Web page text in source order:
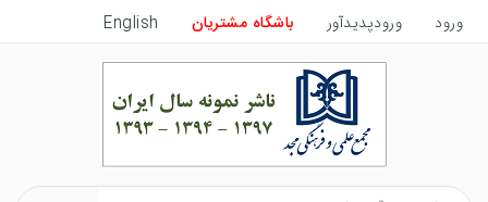
ورود ورودپدیدآور باشگاه مشتریان English